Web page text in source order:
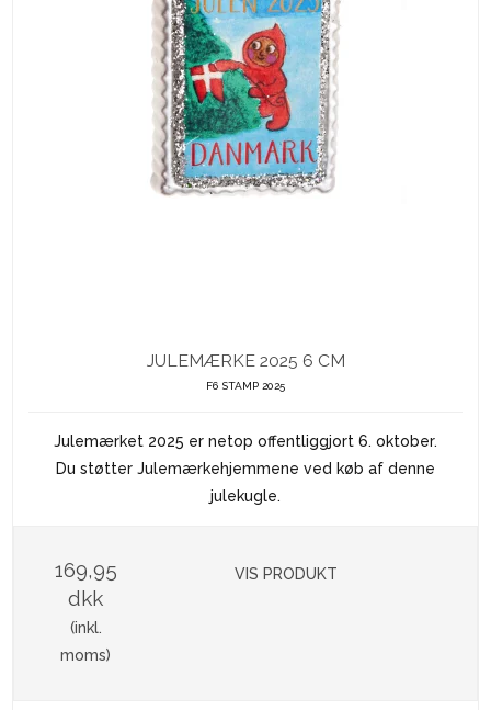
JULEMÆRKE 2025 6 CM
F6 STAMP 2025
Julemærket 2025 er netop offentliggjort 6. oktober.
Du støtter Julemærkehjemmene ved køb af denne
julekugle.
169,95
dkk
(inkl.
moms)
VIS PRODUKT